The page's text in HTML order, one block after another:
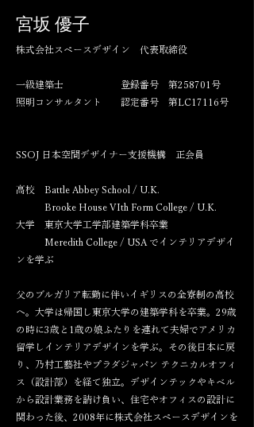
宮坂 優子
株式会社スペースデザイン 代表取締役
一級建築士 登録番号 第258701号
照明コンサルタント 認定番号 第LC17116号
SSOJ 日本空間デザイナー支援機構 正会員
高校 Battle Abbey School / U.K.
Brooke House VIth Form College / U.K.
大学 東京大学工学部建築学科卒業
Meredith College / USA でインテリアデザイ
ンを学ぶ
父のブルガリア転勤に伴いイギリスの全寮制の高校
へ。大学は帰国し東京大学の建築学科を卒業。29歳
の時に3歳と1歳の娘ふたりを連れて夫婦でアメリカ
留学しインテリアデザインを学ぶ。その後日本に戻
り、乃村工藝社やプラダジャパン テクニカルオフィ
ス（設計部）を経て独立。デザインテックやキベル
から設計業務を請け負い、住宅やオフィスの設計に
関わった後、2008年に株式会社スペースデザインを